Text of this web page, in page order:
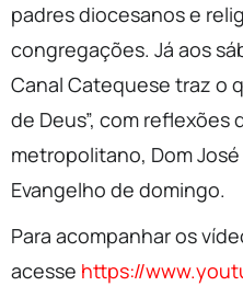
padres diocesanos e
congregações. Já aos
Canal Catequese traz o
de Deus”, com reflexões
metropolitano, Dom
Evangelho de domingo.
Para acompanhar os
acesse https://